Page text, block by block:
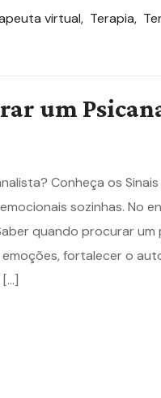
virtual, Terapia,
um
Conheça os
sozinhas. No
quando procurar
fortalecer o